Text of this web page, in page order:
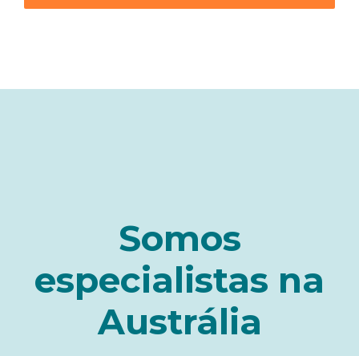
Somos
especialistas na
Austrália